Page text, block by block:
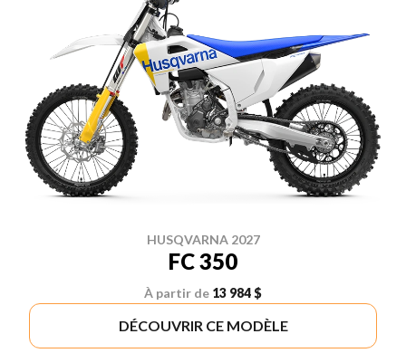
HUSQVARNA 2027
FC 350
À partir de 13 984 $
DÉCOUVRIR CE MODÈLE